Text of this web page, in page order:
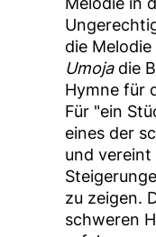
die
Umojadie
Hymne für
Für "ein
eines der
und vereint
zu zeigen.
schweren